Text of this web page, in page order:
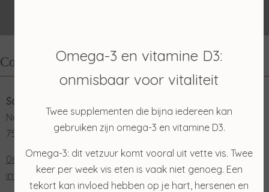
Contact
Salon Merian
Nordhornsestraat 131
7591 NN Denekamp
0653202048
info@salonmerian.nl
Omega-3 en vitamine D3:
onmisbaar voor vitaliteit
Twee supplementen die bijna iedereen kan
gebruiken zijn omega-3 en vitamine D3.
Omega-3: dit vetzuur komt vooral uit vette vis. Twee
keer per week vis eten is vaak niet genoeg. Een
tekort kan invloed hebben op je hart, hersenen en